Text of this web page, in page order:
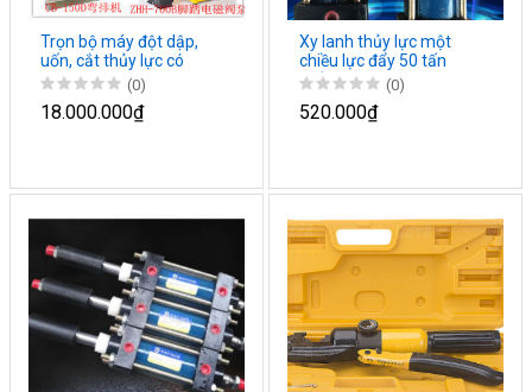
Trọn bộ máy đột dập,
uốn, cắt thủy lực có
bơm
(0)
18.000.000₫
Xy lanh thủy lực một
chiều lực đẩy 50 tấn
nhiều hành trình
(0)
520.000₫